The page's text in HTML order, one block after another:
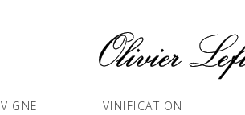
VIGNE VINIFICATION